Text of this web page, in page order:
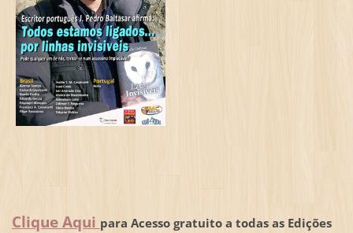
Clique Aqui para Acesso gratuito a todas as Edições